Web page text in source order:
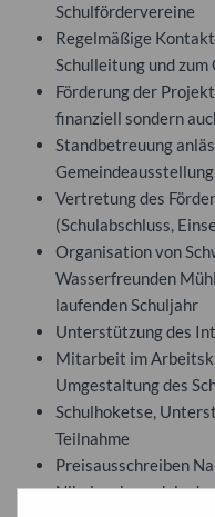
Schulfördervereine
Regelmäßige
Schulleitung und zum
Förderung der
finanziell sondern
Standbetreuung
Vertretung des
(Schulabschluss,
Organisation von
Wasserfreunden
laufenden Schuljahr
Unterstützung des
Mitarbeit im
Umgestaltung des
Schulhoketse,
Teilnahme
Preisausschreiben
Nikolausbesuch in